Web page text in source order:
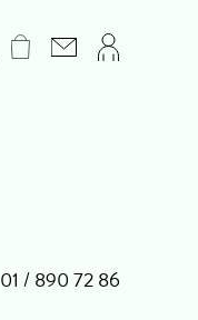
01 / 890 72 86